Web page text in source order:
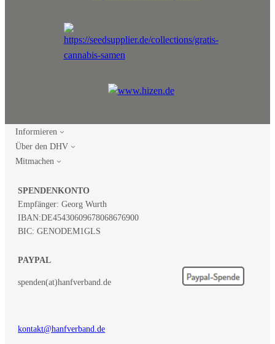
Informieren
Über den DHV
Mitmachen
SPENDENKONTO
Empfänger: Georg Wurth
IBAN:DE45430609678068676900
BIC: GENODEM1GLS
PAYPAL
spenden(at)hanfverband.de
kontakt@hanfverband.de